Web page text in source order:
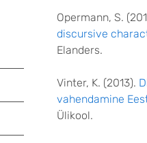
Opermann, S.
discursive
Elanders.
Vinter, K. (2013).
vahendamine
Ülikool.